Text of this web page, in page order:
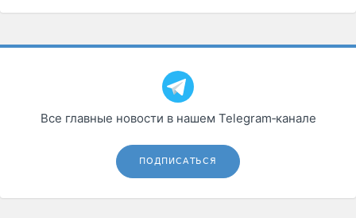
Все главные новости в нашем Telegram‑канале
ПОДПИСАТЬСЯ